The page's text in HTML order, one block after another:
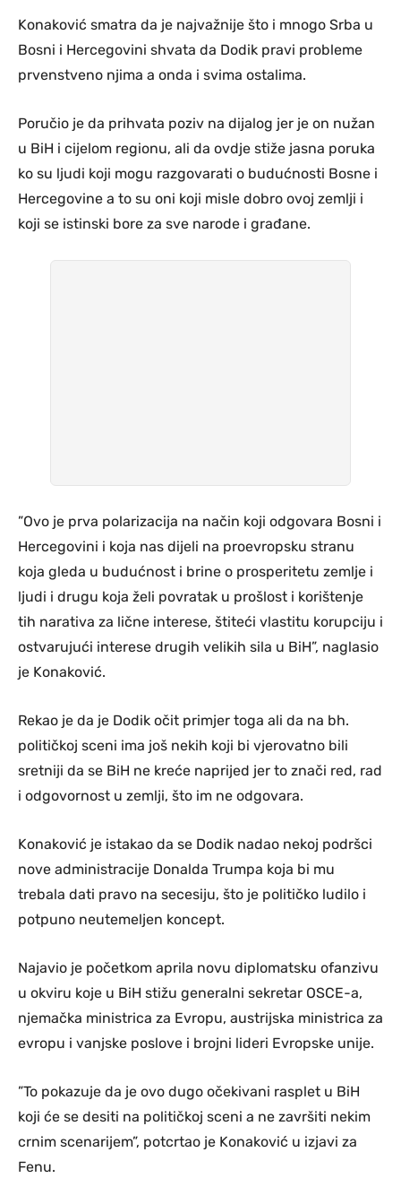
Konaković smatra da je najvažnije što i mnogo Srba u
Bosni i Hercegovini shvata da Dodik pravi probleme
prvenstveno njima a onda i svima ostalima.
Poručio je da prihvata poziv na dijalog jer je on nužan
u BiH i cijelom regionu, ali da ovdje stiže jasna poruka
ko su ljudi koji mogu razgovarati o budućnosti Bosne i
Hercegovine a to su oni koji misle dobro ovoj zemlji i
koji se istinski bore za sve narode i građane.
”Ovo je prva polarizacija na način koji odgovara Bosni i
Hercegovini i koja nas dijeli na proevropsku stranu
koja gleda u budućnost i brine o prosperitetu zemlje i
ljudi i drugu koja želi povratak u prošlost i korištenje
tih narativa za lične interese, štiteći vlastitu korupciju i
ostvarujući interese drugih velikih sila u BiH”, naglasio
je Konaković.
Rekao je da je Dodik očit primjer toga ali da na bh.
političkoj sceni ima još nekih koji bi vjerovatno bili
sretniji da se BiH ne kreće naprijed jer to znači red, rad
i odgovornost u zemlji, što im ne odgovara.
Konaković je istakao da se Dodik nadao nekoj podršci
nove administracije Donalda Trumpa koja bi mu
trebala dati pravo na secesiju, što je političko ludilo i
potpuno neutemeljen koncept.
Najavio je početkom aprila novu diplomatsku ofanzivu
u okviru koje u BiH stižu generalni sekretar OSCE-a,
njemačka ministrica za Evropu, austrijska ministrica za
evropu i vanjske poslove i brojni lideri Evropske unije.
”To pokazuje da je ovo dugo očekivani rasplet u BiH
koji će se desiti na političkoj sceni a ne završiti nekim
crnim scenarijem”, potcrtao je Konaković u izjavi za
Fenu.